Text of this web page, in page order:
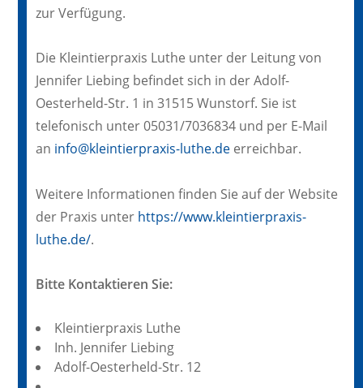
zur Verfügung.
Die Kleintierpraxis Luthe unter der Leitung von
Jennifer Liebing befindet sich in der Adolf-
Oesterheld-Str. 1 in 31515 Wunstorf. Sie ist
telefonisch unter 05031/7036834 und per E-Mail
an info@kleintierpraxis-luthe.de erreichbar.
Weitere Informationen finden Sie auf der Website
der Praxis unter https://www.kleintierpraxis-
luthe.de/.
Bitte Kontaktieren Sie:
Kleintierpraxis Luthe
Inh. Jennifer Liebing
Adolf-Oesterheld-Str. 12